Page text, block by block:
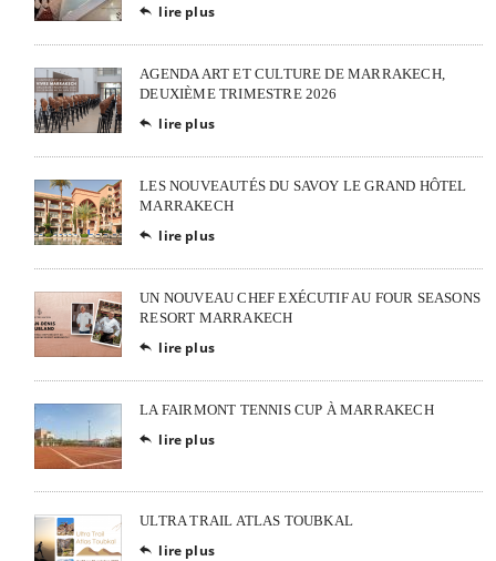
 lire plus
AGENDA ART ET CULTURE DE MARRAKECH,
DEUXIÈME TRIMESTRE 2026
 lire plus
LES NOUVEAUTÉS DU SAVOY LE GRAND HÔTEL
MARRAKECH
 lire plus
UN NOUVEAU CHEF EXÉCUTIF AU FOUR SEASONS
RESORT MARRAKECH
 lire plus
LA FAIRMONT TENNIS CUP À MARRAKECH
 lire plus
ULTRA TRAIL ATLAS TOUBKAL
 lire plus